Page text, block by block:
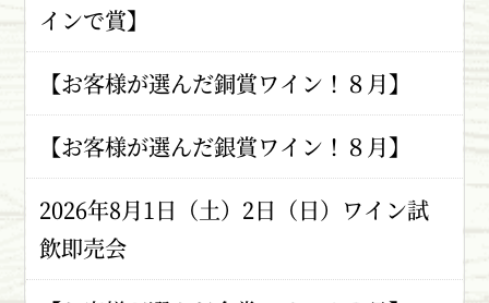
インで賞】
【お客様が選んだ銅賞ワイン！８月】
【お客様が選んだ銀賞ワイン！８月】
2026年8月1日（土）2日（日）ワイン試
飲即売会